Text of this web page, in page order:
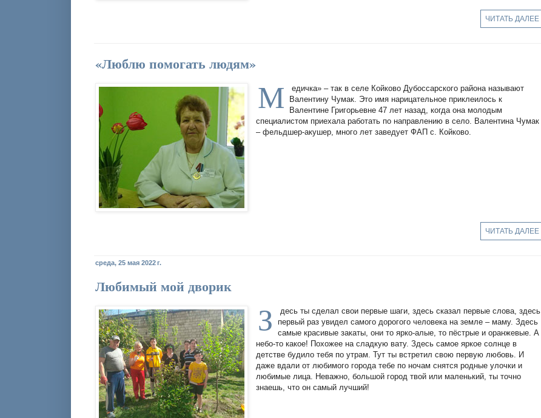
ЧИТАТЬ ДАЛЕЕ
«Люблю помогать людям»
М
едичка» – так в селе Койково Дубоссарского района называют
Валентину Чумак. Это имя нарицательное приклеилось к
Валентине Григорьевне 47 лет назад, когда она молодым
специалистом приехала работать по направлению в село. Валентина Чумак
– фельдшер-акушер, много лет заведует ФАП с. Койково.
ЧИТАТЬ ДАЛЕЕ
среда, 25 мая 2022 г.
Любимый мой дворик
З
десь ты сделал свои первые шаги, здесь сказал первые слова, здесь
первый раз увидел самого дорогого человека на земле – маму. Здесь
самые красивые закаты, они то ярко-алые, то пёстрые и оранжевые. А
небо-то какое! Похожее на сладкую вату. Здесь самое яркое солнце в
детстве будило тебя по утрам. Тут ты встретил свою первую любовь. И
даже вдали от любимого города тебе по ночам снятся родные улочки и
любимые лица. Неважно, большой город твой или маленький, ты точно
знаешь, что он самый лучший!